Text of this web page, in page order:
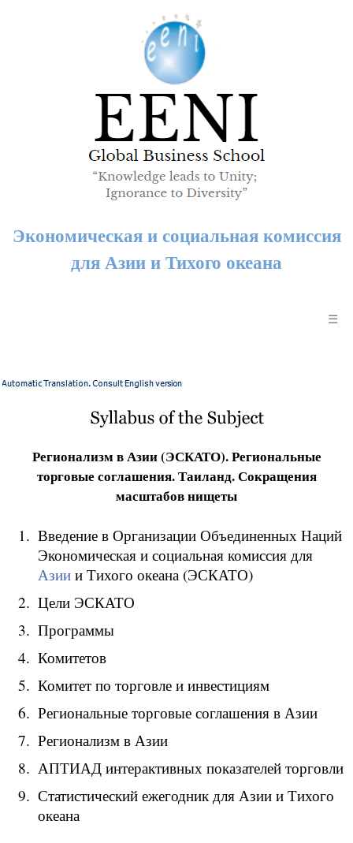
Экономическая и социальная комиссия
для Азии и Тихого океана
☰
Регионализм в Азии (ЭСКАТО). Региональные
торговые соглашения. Таиланд. Сокращения
масштабов нищеты
Введение в Организации Объединенных Наций
Экономическая и социальная комиссия для
Азии и Тихого океана (ЭСКАТО)
Цели ЭСКАТО
Программы
Комитетов
Комитет по торговле и инвестициям
Региональные торговые соглашения в Азии
Регионализм в Азии
АПТИАД интерактивных показателей торговли
Статистический ежегодник для Азии и Тихого
океана